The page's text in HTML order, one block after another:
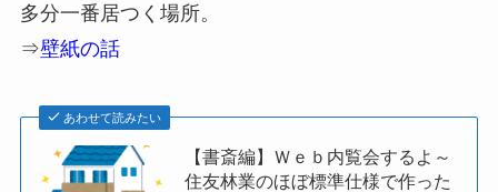
多分一番居つく場所。
⇒壁紙の話
あわせて読みたい
【書斎編】Ｗｅｂ内覧会するよ～
住友林業のほぼ標準仕様で作った